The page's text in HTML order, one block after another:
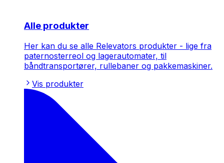
Alle produkter
Her kan du se alle Relevators produkter - lige fra
paternosterreol og lagerautomater, til
båndtransportører, rullebaner og pakkemaskiner.
Vis produkter